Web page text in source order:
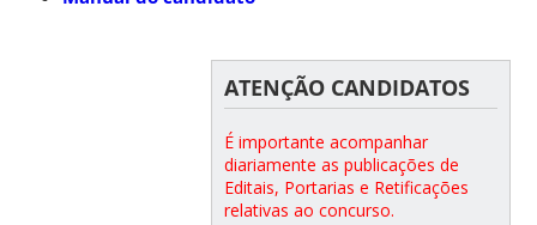
ATENÇÃO CANDIDATOS
É importante acompanhar
diariamente as publicações de
Editais, Portarias e Retificações
relativas ao concurso.